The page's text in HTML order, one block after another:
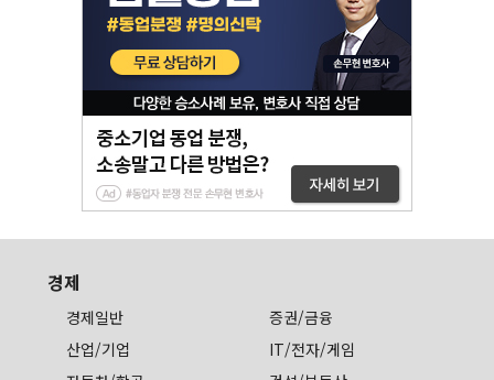
경제
경제일반
증권/금융
산업/기업
IT/전자/게임